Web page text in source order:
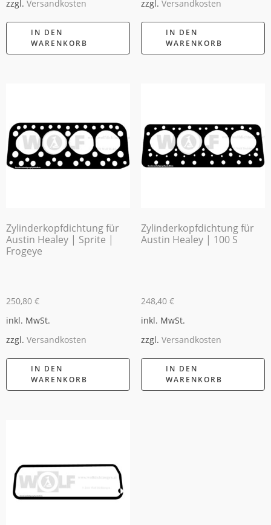
zzgl. Versandkosten
IN DEN
WARENKORB
zzgl. Versandkosten
IN DEN
WARENKORB
Zylinderkopfdichtung für
Austin Healey | Sprite |
Frogeye
250,80 €
inkl. MwSt.
zzgl. Versandkosten
IN DEN
WARENKORB
Zylinderkopfdichtung für
Austin Healey | 100 S
248,40 €
inkl. MwSt.
zzgl. Versandkosten
IN DEN
WARENKORB